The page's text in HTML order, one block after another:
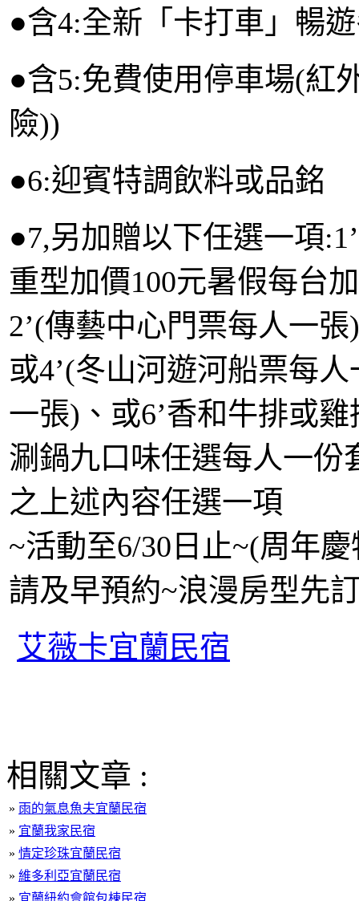
●含4:全新「卡打車」暢
●含5:免費使用停車場(紅
險))
●6:迎賓特調飲料或品銘
●7,另加贈以下任選一項
重型加價100元暑假每台
2’(傳藝中心門票每人一
或4’(冬山河遊河船票每
一張)、或6’香和牛排或
涮鍋九口味任選每人一份
之上述內容任選
~活動至6/30日止~(周年
請及早預約~浪漫房型先
艾薇卡宜蘭民宿
相關文章 :
» 雨的氣息魚夫宜蘭民宿
» 宜蘭我家民宿
» 情定珍珠宜蘭民宿
» 維多利亞宜蘭民宿
» 宜蘭紐約會館包棟民宿